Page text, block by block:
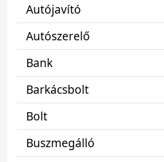
Autójavító
Autószerelő
Bank
Barkácsbolt
Bolt
Buszmegálló